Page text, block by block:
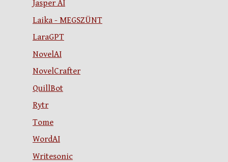
Jasper AI
Laika - MEGSZÜNT
LaraGPT
NovelAI
NovelCrafter
QuillBot
Rytr
Tome
WordAI
Writesonic